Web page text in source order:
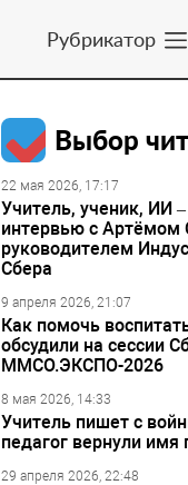
Рубрикатор
Выбор
22 мая 2026, 17:17
Учитель, ученик, ИИ
интервью с Артёмом
руководителем
Сбера
9 апреля 2026, 21:07
Как помочь
обсудили на сессии
ММСО.ЭКСПО-2026
8 мая 2026, 14:33
Учитель пишет с
педагог вернули имя
29 апреля 2026, 22:48